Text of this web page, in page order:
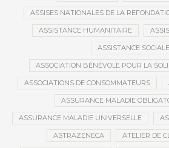
ASSISES NATIONALES DE LA
ASSISTANCE HUMANITAIRE
ASSISTANCE SOCIALE
ASSOCIATION BÉNÉVOLE POUR LA
ASSOCIATIONS DE CONSOMMATEURS
ASSURANCE MALADIE
ASSURANCE MALADIE UNIVERSELLE
ASTRAZENECA ATELIER DE